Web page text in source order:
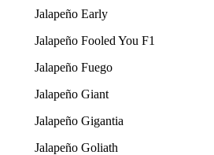
Jalapeño Early
Jalapeño Fooled You F1
Jalapeño Fuego
Jalapeño Giant
Jalapeño Gigantia
Jalapeño Goliath